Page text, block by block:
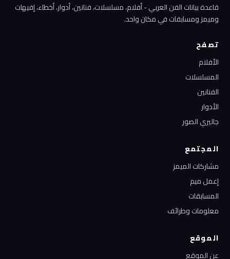
قاعدة بيانات الفن العربي - أفلام، مسلسلات، فنانين، أدوار، أخطاء، إفيهات
وميمز ومسابقات في مكان واحد.
تصفح
الأفلام
المسلسلات
الفنانين
الأدوار
جاليري الصور
المجتمع
مشاركات الميمز
إعمل ميم
المسابقات
معلومات وطرائف
الموقع
عن الموقع